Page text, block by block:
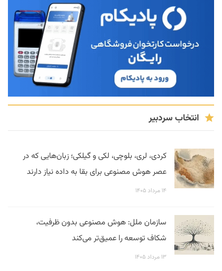
انتخاب سردبیر
کردی، لری، بلوچی، لکی و گیلکی؛ زبان‌هایی که در
عصر هوش مصنوعی برای بقا به داده نیاز دارند
۱۴ مرداد ۱۴۰۵
سازمان ملل: هوش مصنوعی بدون ظرفیت،
شکاف توسعه را عمیق‌تر می‌کند
۱۳ مرداد ۱۴۰۵